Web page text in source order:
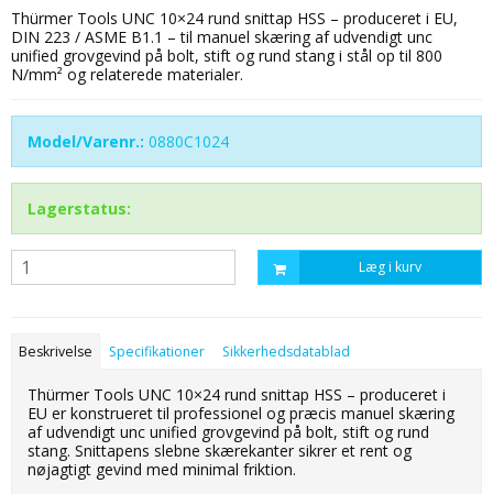
Thürmer Tools UNC 10×24 rund snittap HSS – produceret i EU,
DIN 223 / ASME B1.1 – til manuel skæring af udvendigt unc
unified grovgevind på bolt, stift og rund stang i stål op til 800
N/mm² og relaterede materialer.
Model/Varenr.: 0880C1024
Lagerstatus:
Læg i kurv
Beskrivelse Specifikationer Sikkerhedsdatablad
Thürmer Tools UNC 10×24 rund snittap HSS – produceret i
EU er konstrueret til professionel og præcis manuel skæring
af udvendigt unc unified grovgevind på bolt, stift og rund
stang. Snittapens slebne skærekanter sikrer et rent og
nøjagtigt gevind med minimal friktion.